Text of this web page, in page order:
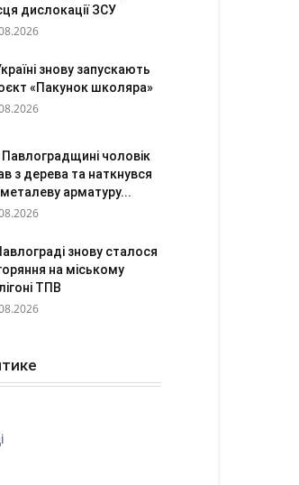
дислокації ЗСУ
знову запускають
«Пакунок школяра»
Павлоградщині чоловік
з дерева та наткнувся
арматуру...
знову сталося
на міському
ТПВ